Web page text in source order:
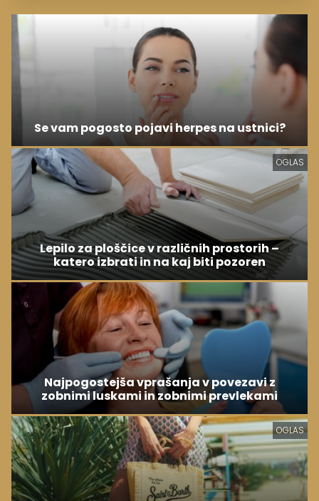
Se vam pogosto pojavi herpes na ustnici?
OGLAS
Lepilo za ploščice v različnih prostorih –
katero izbrati in na kaj biti pozoren
Najpogostejša vprašanja v povezavi z
zobnimi luskami in zobnimi prevlekami
OGLAS